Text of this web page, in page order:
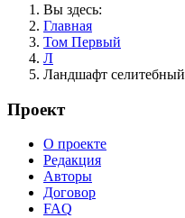
Вы здесь:
Главная
Том Первый
Л
Ландшафт селитебный
Проект
О проекте
Редакция
Авторы
Договор
FAQ